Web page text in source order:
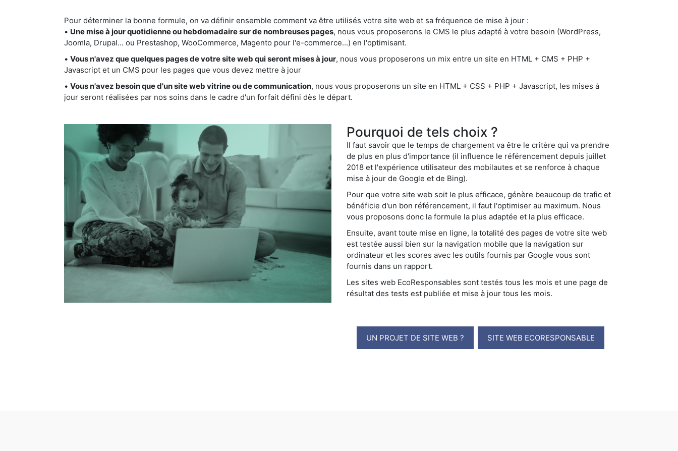
Pour déterminer la bonne formule, on va définir ensemble comment va être utilisés votre site web et sa fréquence de mise à jour :
• Une mise à jour quotidienne ou hebdomadaire sur de nombreuses pages, nous vous proposerons le CMS le plus adapté à votre besoin (WordPress,
Joomla, Drupal... ou Prestashop, WooCommerce, Magento pour l'e-commerce...) en l'optimisant.
• Vous n'avez que quelques pages de votre site web qui seront mises à jour, nous vous proposerons un mix entre un site en HTML + CMS + PHP +
Javascript et un CMS pour les pages que vous devez mettre à jour
• Vous n'avez besoin que d'un site web vitrine ou de communication, nous vous proposerons un site en HTML + CSS + PHP + Javascript, les mises à
jour seront réalisées par nos soins dans le cadre d'un forfait défini dès le départ.
Pourquoi de tels choix ?
Il faut savoir que le temps de chargement va être le critère qui va prendre
de plus en plus d'importance (il influence le référencement depuis juillet
2018 et l'expérience utilisateur des mobilautes et se renforce à chaque
mise à jour de Google et de Bing).
Pour que votre site web soit le plus efficace, génère beaucoup de trafic et
bénéficie d'un bon référencement, il faut l'optimiser au maximum. Nous
vous proposons donc la formule la plus adaptée et la plus efficace.
Ensuite, avant toute mise en ligne, la totalité des pages de votre site web
est testée aussi bien sur la navigation mobile que la navigation sur
ordinateur et les scores avec les outils fournis par Google vous sont
fournis dans un rapport.
Les sites web EcoResponsables sont testés tous les mois et une page de
résultat des tests est publiée et mise à jour tous les mois.
UN PROJET DE SITE WEB ? SITE WEB ECORESPONSABLE